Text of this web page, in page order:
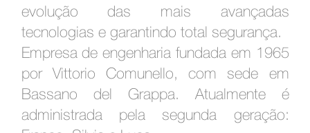
evolução das mais avançadas
tecnologias e garantindo total segurança.
Empresa de engenharia fundada em 1965
por Vittorio Comunello, com sede em
Bassano del Grappa. Atualmente é
administrada pela segunda geração: